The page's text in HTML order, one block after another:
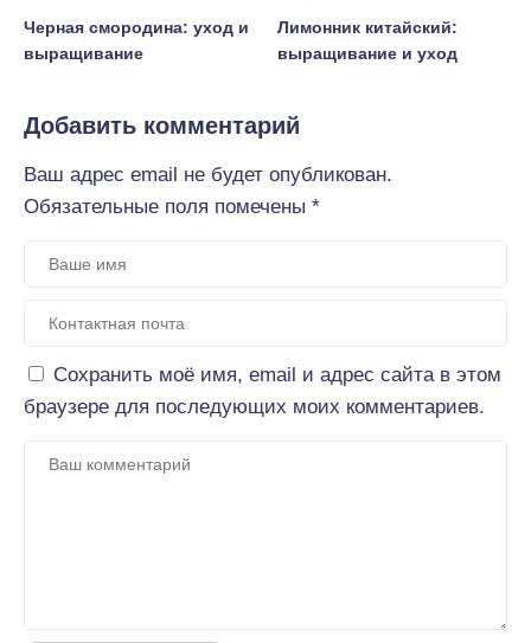
Черная смородина: уход и
выращивание
Лимонник китайский:
выращивание и уход
Добавить комментарий
Ваш адрес email не будет опубликован.
Обязательные поля помечены *
Сохранить моё имя, email и адрес сайта в этом
браузере для последующих моих комментариев.